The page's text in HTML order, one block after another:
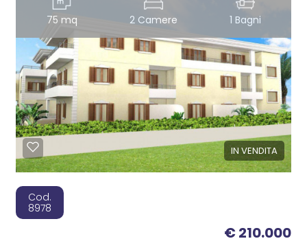
75 mq 2 Camere 1 Bagni
IN VENDITA
Cod.
8978
€ 210.000